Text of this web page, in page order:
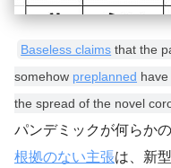
Baseless claims that the
somehow preplanned
the spread of the novel
パンデミックが何らか
根拠のない主張は、新